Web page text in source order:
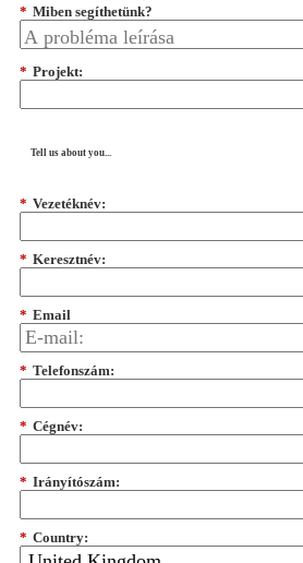
* Miben segíthetünk?
* Projekt:
Tell us about you...
* Vezetéknév:
* Keresztnév:
* Email
* Telefonszám:
* Cégnév:
* Irányítószám:
* Country: